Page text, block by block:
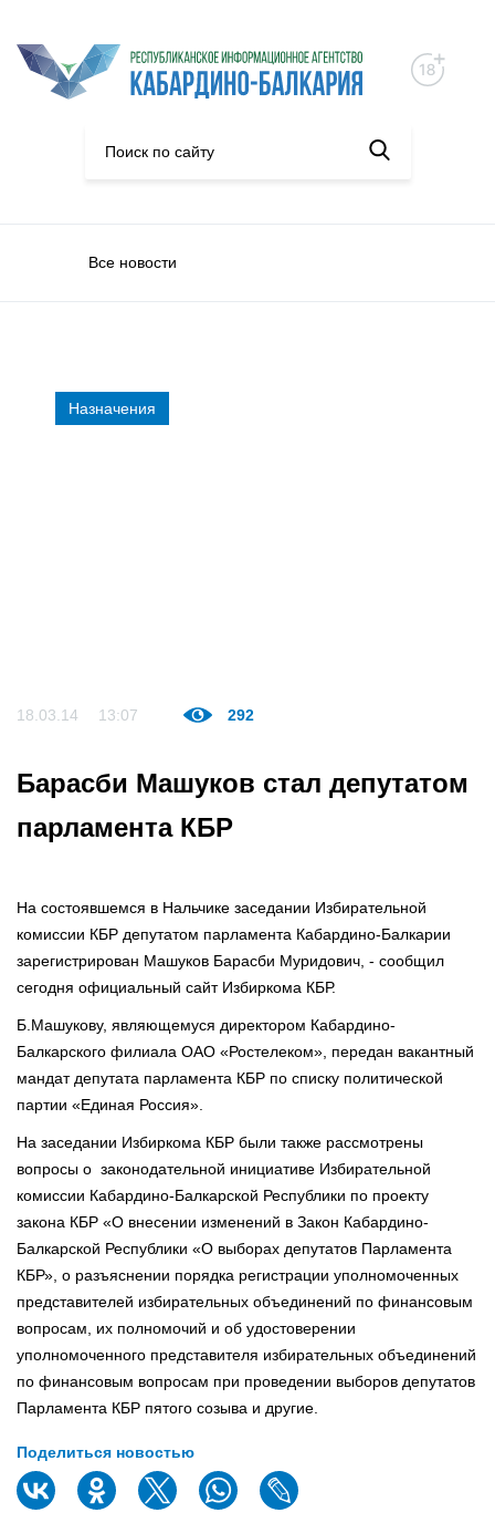
Все новости
Назначения
18.03.14 13:07 292
Барасби Машуков стал депутатом
парламента КБР
На состоявшемся в Нальчике заседании Избирательной
комиссии КБР депутатом парламента Кабардино-Балкарии
зарегистрирован Машуков Барасби Муридович, - сообщил
сегодня официальный сайт Избиркома КБР.
Б.Машукову, являющемуся директором Кабардино-
Балкарского филиала ОАО «Ростелеком», передан вакантный
мандат депутата парламента КБР по списку политической
партии «Единая Россия».
На заседании Избиркома КБР были также рассмотрены
вопросы о законодательной инициативе Избирательной
комиссии Кабардино-Балкарской Республики по проекту
закона КБР «О внесении изменений в Закон Кабардино-
Балкарской Республики «О выборах депутатов Парламента
КБР», о разъяснении порядка регистрации уполномоченных
представителей избирательных объединений по финансовым
вопросам, их полномочий и об удостоверении
уполномоченного представителя избирательных объединений
по финансовым вопросам при проведении выборов депутатов
Парламента КБР пятого созыва и другие.
Поделиться новостью